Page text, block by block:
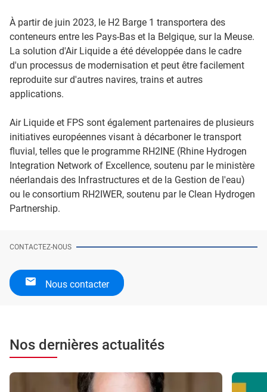
À partir de juin 2023, le H2 Barge 1 transportera des
conteneurs entre les Pays-Bas et la Belgique, sur la Meuse.
La solution d'Air Liquide a été développée dans le cadre
d'un processus de modernisation et peut être facilement
reproduite sur d'autres navires, trains et autres
applications.
Air Liquide et FPS sont également partenaires de plusieurs
initiatives européennes visant à décarboner le transport
fluvial, telles que le programme RH2INE (Rhine Hydrogen
Integration Network of Excellence, soutenu par le ministère
néerlandais des Infrastructures et de la Gestion de l'eau)
ou le consortium RH2IWER, soutenu par le Clean Hydrogen
Partnership.
CONTACTEZ-NOUS
Nous contacter
Nos dernières actualités